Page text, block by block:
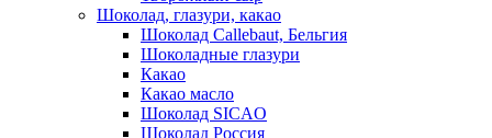
Шоколад, глазури, какао
Шоколад Callebaut, Бельгия
Шоколадные глазури
Какао
Какао масло
Шоколад SICAO
Шоколад Россия